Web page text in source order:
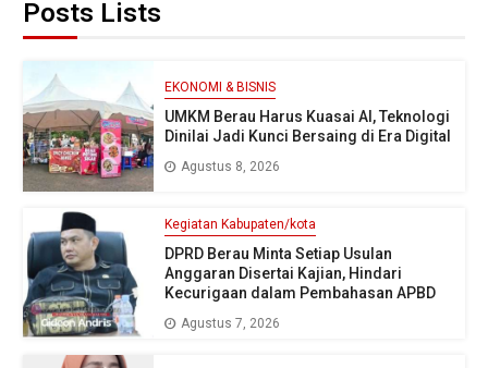
Posts Lists
EKONOMI & BISNIS
UMKM Berau Harus Kuasai AI, Teknologi
Dinilai Jadi Kunci Bersaing di Era Digital
Agustus 8, 2026
Kegiatan Kabupaten/kota
DPRD Berau Minta Setiap Usulan
Anggaran Disertai Kajian, Hindari
Kecurigaan dalam Pembahasan APBD
Agustus 7, 2026